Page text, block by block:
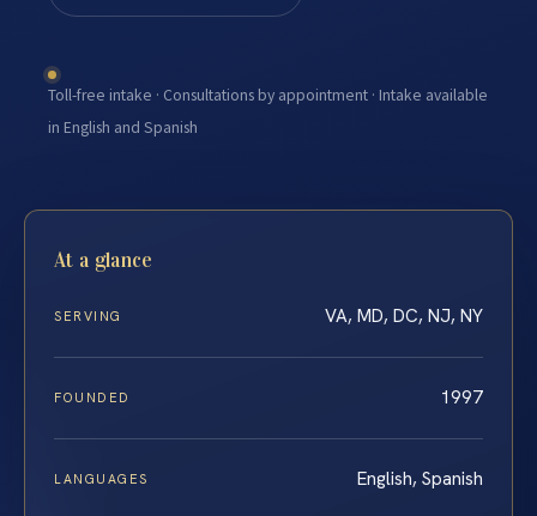
Toll-free intake · Consultations by appointment · Intake available
in English and Spanish
At a glance
SERVING VA, MD, DC, NJ, NY
FOUNDED 1997
LANGUAGES English, Spanish